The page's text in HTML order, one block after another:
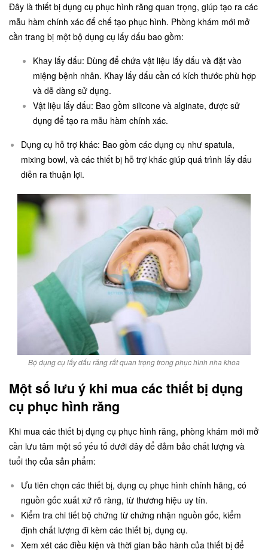
Đây là thiết bị dụng cụ phục hình răng quan trọng, giúp tạo ra các
mẫu hàm chính xác để chế tạo phục hình. Phòng khám mới mở
cần trang bị một bộ dụng cụ lấy dấu bao gồm:
Khay lấy dấu: Dùng để chứa vật liệu lấy dấu và đặt vào
miệng bệnh nhân. Khay lấy dấu cần có kích thước phù hợp
và dễ dàng sử dụng.
Vật liệu lấy dấu: Bao gồm silicone và alginate, được sử
dụng để tạo ra mẫu hàm chính xác.
Dụng cụ hỗ trợ khác: Bao gồm các dụng cụ như spatula,
mixing bowl, và các thiết bị hỗ trợ khác giúp quá trình lấy dấu
diễn ra thuận lợi.
Bộ dụng cụ lấy dấu răng rất quan trọng trong phục hình nha khoa
Một số lưu ý khi mua các thiết bị dụng
cụ phục hình răng
Khi mua các thiết bị dụng cụ phục hình răng, phòng khám mới mở
cần lưu tâm một số yếu tố dưới đây để đảm bảo chất lượng và
tuổi thọ của sản phẩm:
Ưu tiên chọn các thiết bị, dụng cụ phục hình chính hãng, có
nguồn gốc xuất xứ rõ ràng, từ thương hiệu uy tín.
Kiểm tra chi tiết bộ chứng từ chứng nhận nguồn gốc, kiểm
định chất lượng đi kèm các thiết bị, dụng cụ.
Xem xét các điều kiện và thời gian bảo hành của thiết bị để